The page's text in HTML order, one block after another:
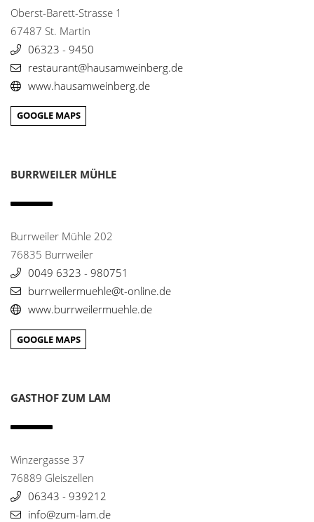
www.zum-lam.de/
4
Gerberhaus
Hintergasse 6
67433 Neustadt
gerberhaus-neustadt@web.de
Altdorfer Str. 3
67482 Venningen
6
Luitpoldstr. 79
67480 Edenkoben
0049 6323 - 94980
www.gutshof-ziegelhuette.de/
Hermine-Barreis-Weg 1
www.bareiss.com/
8
Hotel Bayrischer Hof
Promenadenplatz 2-6
Oberst-Barett-Strasse 1
67487 St. Martin
06323 - 9450
restaurant@hausamweinberg.de
www.hausamweinberg.de
GOOGLE MAPS
BURRWEILER MÜHLE
Burrweiler Mühle 202
76835 Burrweiler
0049 6323 - 980751
burrweilermuehle@t-online.de
www.burrweilermuehle.de
GOOGLE MAPS
GASTHOF ZUM LAM
Winzergasse 37
76889 Gleiszellen
06343 - 939212
info@zum-lam.de